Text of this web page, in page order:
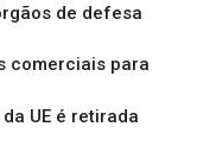
de defesa
comerciais para
UE é retirada